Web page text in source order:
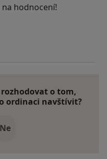
hodnocení!
o tom,
ordinaci navštívit?
Ne